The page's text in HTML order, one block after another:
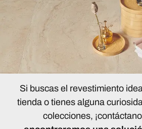
Si buscas el revestimiento
tienda o tienes alguna
colecciones,